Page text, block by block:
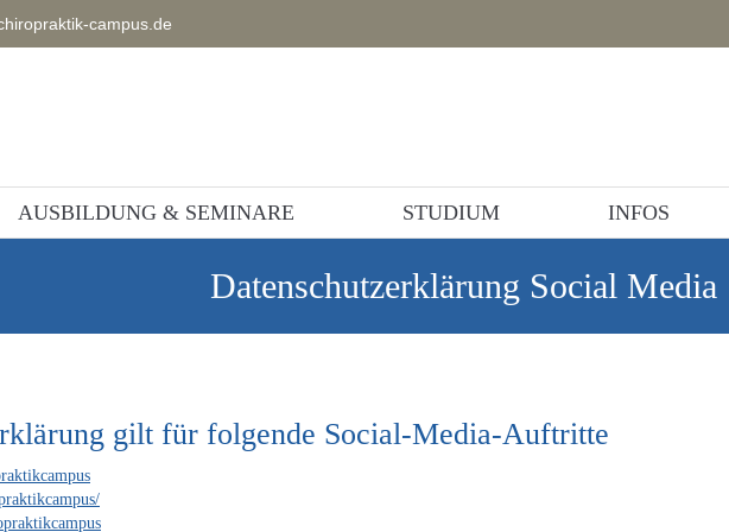
campus.de
AUSBILDUNG & SEMINARE STUDIUM INFOS
Datenschutzerklärung Social Media
gilt für folgende Social-Media-Auftritte